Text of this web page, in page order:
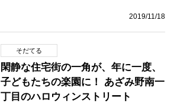
2019/11/18
そだてる
閑静な住宅街の一角が、年に一度、
子どもたちの楽園に！ あざみ野南一
丁目のハロウィンストリート